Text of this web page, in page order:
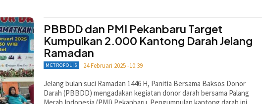
PBBDD dan PMI Pekanbaru Target
Kumpulkan 2.000 Kantong Darah Jelang
Ramadan
METROPOLIS 24 Februari 2025 -10:39
Jelang bulan suci Ramadan 1446 H, Pa­nitia Bersama Baksos Donor
Darah (PBBDD) mengadakan kegiatan donor darah bersama Palang